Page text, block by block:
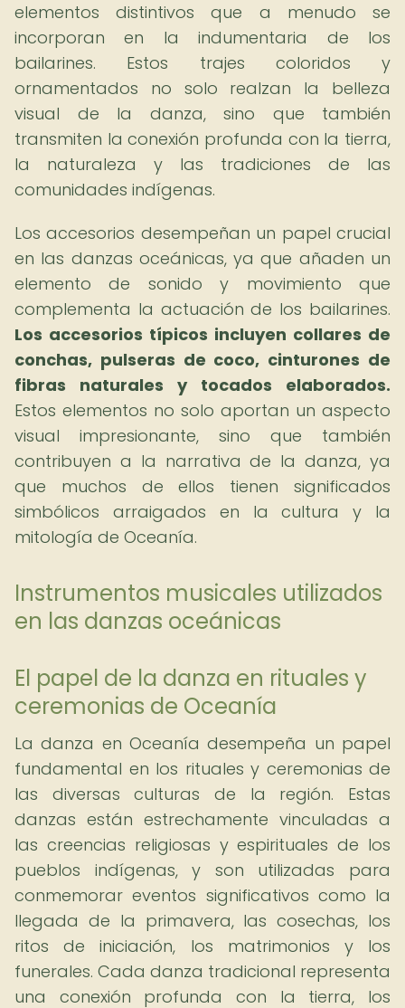
elementos distintivos que a menudo se
incorporan en la indumentaria de los
bailarines. Estos trajes coloridos y
ornamentados no solo realzan la belleza
visual de la danza, sino que también
transmiten la conexión profunda con la tierra,
la naturaleza y las tradiciones de las
comunidades indígenas.
Los accesorios desempeñan un papel crucial
en las danzas oceánicas, ya que añaden un
elemento de sonido y movimiento que
complementa la actuación de los bailarines.
Los accesorios típicos incluyen collares de
conchas, pulseras de coco, cinturones de
fibras naturales y tocados elaborados.
Estos elementos no solo aportan un aspecto
visual impresionante, sino que también
contribuyen a la narrativa de la danza, ya
que muchos de ellos tienen significados
simbólicos arraigados en la cultura y la
mitología de Oceanía.
Instrumentos musicales utilizados
en las danzas oceánicas
El papel de la danza en rituales y
ceremonias de Oceanía
La danza en Oceanía desempeña un papel
fundamental en los rituales y ceremonias de
las diversas culturas de la región. Estas
danzas están estrechamente vinculadas a
las creencias religiosas y espirituales de los
pueblos indígenas, y son utilizadas para
conmemorar eventos significativos como la
llegada de la primavera, las cosechas, los
ritos de iniciación, los matrimonios y los
funerales. Cada danza tradicional representa
una conexión profunda con la tierra, los